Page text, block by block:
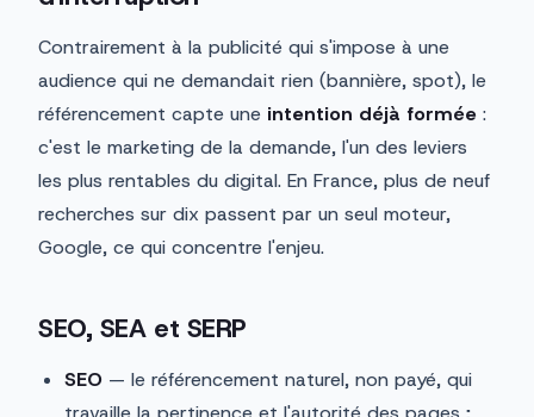
Contrairement à la publicité qui s'impose à une
audience qui ne demandait rien (bannière, spot), le
référencement capte une intention déjà formée :
c'est le marketing de la demande, l'un des leviers
les plus rentables du digital. En France, plus de neuf
recherches sur dix passent par un seul moteur,
Google, ce qui concentre l'enjeu.
SEO, SEA et SERP
SEO — le référencement naturel, non payé, qui